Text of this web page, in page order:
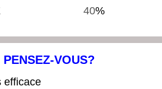
40%
VOUS?
efficace